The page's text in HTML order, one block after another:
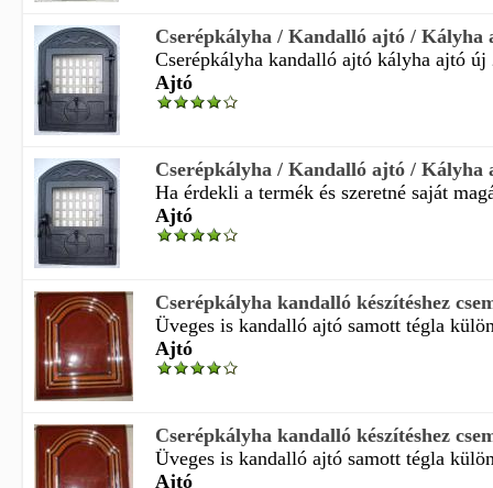
Cserépkályha / Kandalló ajtó / Kályha
Cserépkályha kandalló ajtó kályha ajtó új
Ajtó
Cserépkályha / Kandalló ajtó / Kályha
Ha érdekli a termék és szeretné saját
Ajtó
Cserépkályha kandalló készítéshez
Üveges is kandalló ajtó samott tégla
Ajtó
Cserépkályha kandalló készítéshez
Üveges is kandalló ajtó samott tégla
Ajtó